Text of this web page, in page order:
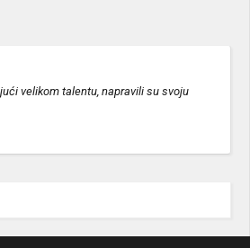
velikom talentu, napravili su svoju